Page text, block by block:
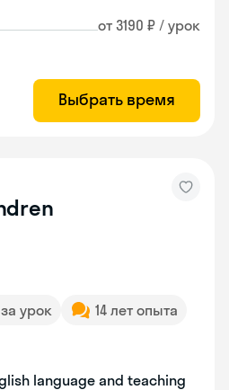
от 3190 ₽ / урок
Выбрать время
урок
14 лет опыта
language and teaching